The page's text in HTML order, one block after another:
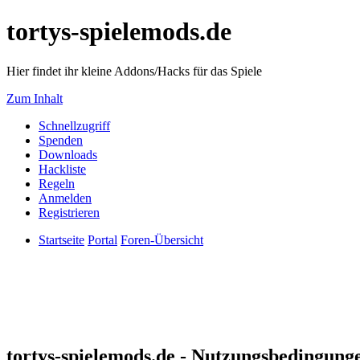
tortys-spielemods.de
Hier findet ihr kleine Addons/Hacks für das Spiele
Zum Inhalt
Schnellzugriff
Spenden
Downloads
Hackliste
Regeln
Anmelden
Registrieren
Startseite Portal Foren-Übersicht
tortys-spielemods.de -